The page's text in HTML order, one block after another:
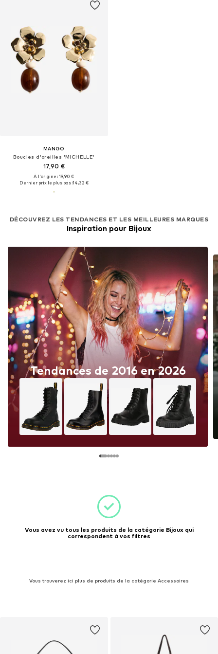
MANGO
Boucles d'oreilles 'MICHELLE'
17,90 €
À l'origine : 19,90 €
Dernier prix le plus bas :14,32 €
DÉCOUVREZ LES TENDANCES ET LES MEILLEURES MARQUES
Inspiration pour Bijoux
Tendances de 2016 en 2026
Vous avez vu tous les produits de la catégorie Bijoux qui
correspondent à vos filtres
Vous trouverez ici plus de produits de la catégorie Accessoires